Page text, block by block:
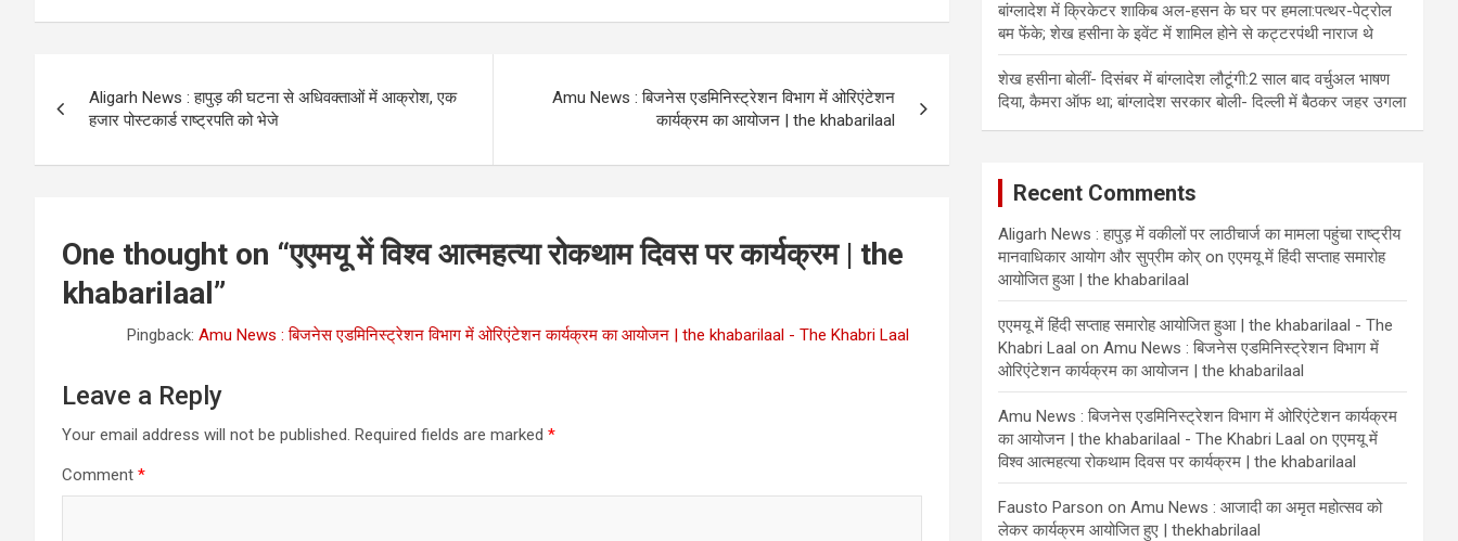
navigation
Aligarh News : हापुड़ की घटना से अधिवक्ताओं में आक्रोश, एक
हजार पोस्टकार्ड राष्ट्रपति को भेजे
Amu News : बिजनेस एडमिनिस्ट्रेशन विभाग में ओरिएंटेशन
कार्यक्रम का आयोजन | the khabarilaal
One thought on “एएमयू में विश्व आत्महत्या रोकथाम दिवस पर कार्यक्रम | the
khabarilaal”
Pingback: Amu News : बिजनेस एडमिनिस्ट्रेशन विभाग में ओरिएंटेशन कार्यक्रम का आयोजन | the khabarilaal - The Khabri Laal
Leave a Reply
Your email address will not be published. Required fields are marked *
Comment *
बांग्लादेश में क्रिकेटर शाकिब अल-हसन के घर पर हमला:पत्थर-पेट्रोल
बम फेंके; शेख हसीना के इवेंट में शामिल होने से कट्टरपंथी नाराज थे
शेख हसीना बोलीं- दिसंबर में बांग्लादेश लौटूंगी:2 साल बाद वर्चुअल भाषण
दिया, कैमरा ऑफ था; बांग्लादेश सरकार बोली- दिल्ली में बैठकर जहर उगला
Recent Comments
Aligarh News : हापुड़ में वकीलों पर लाठीचार्ज का मामला पहुंचा राष्ट्रीय
मानवाधिकार आयोग और सुप्रीम कोर् onएएमयू में हिंदी सप्ताह समारोह
आयोजित हुआ | the khabarilaal
एएमयू में हिंदी सप्ताह समारोह आयोजित हुआ | the khabarilaal - The
Khabri Laal onAmu News : बिजनेस एडमिनिस्ट्रेशन विभाग में
ओरिएंटेशन कार्यक्रम का आयोजन | the khabarilaal
Amu News : बिजनेस एडमिनिस्ट्रेशन विभाग में ओरिएंटेशन कार्यक्रम
का आयोजन | the khabarilaal - The Khabri Laal onएएमयू में
विश्व आत्महत्या रोकथाम दिवस पर कार्यक्रम | the khabarilaal
Fausto Parson onAmu News : आजादी का अमृत महोत्सव को
लेकर कार्यक्रम आयोजित हुए | thekhabrilaal